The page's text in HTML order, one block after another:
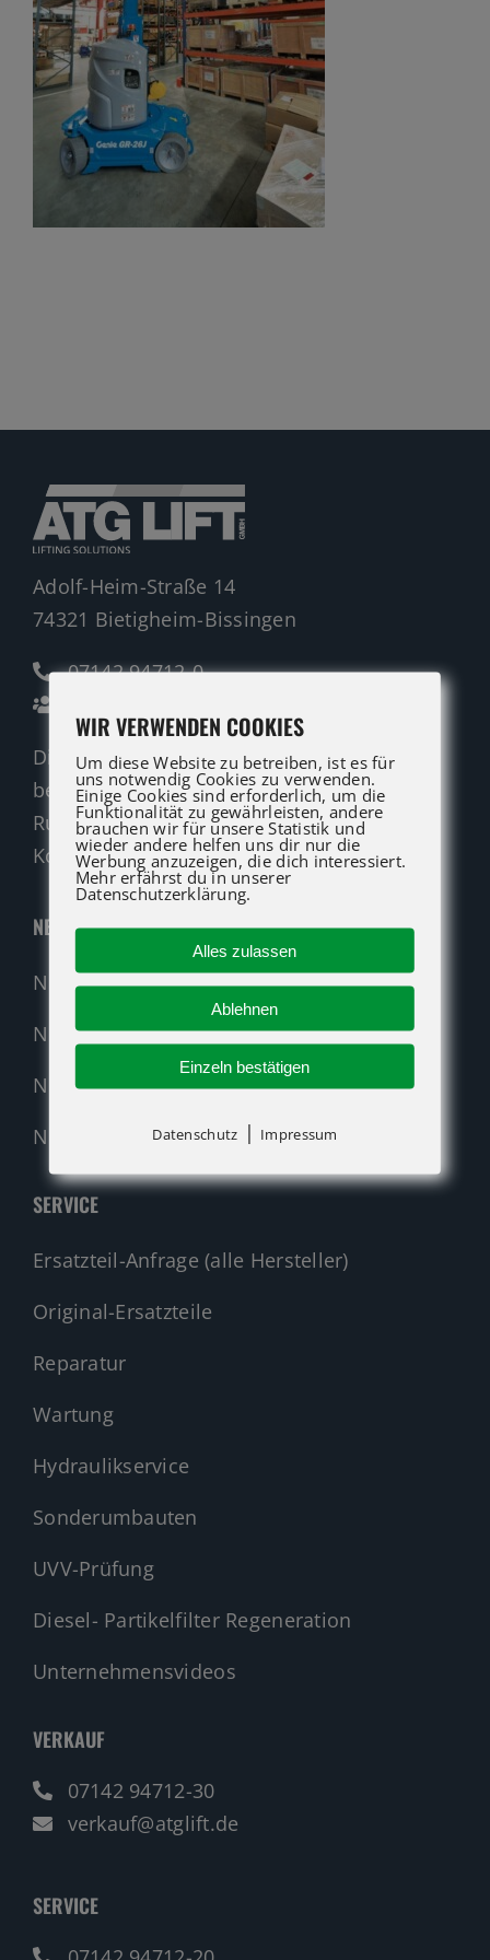
News
Ersatzteile
Shop
Adolf-Heim-Straße 14
74321 Bietigheim-Bissingen
07142 94712-0
Die ATG LIFT Profis für Verkauf und Service
beraten Sie gerne.
Rufen Sie an oder nutzen Sie unser
Kontaktformular für eine Anfrage.
NEUMASCHINEN
Neumaschinen Übersicht
Neumaschinen Genie
Neumaschinen Merlo
Nehmen Sie Kontakt auf!
SERVICE
Ersatzteil-Anfrage (alle Hersteller)
Original-Ersatzteile
Reparatur
Wartung
Hydraulikservice
Sonderumbauten
UVV-Prüfung
Diesel- Partikelfilter Regeneration
Unternehmensvideos
VERKAUF
07142 94712-30
verkauf@atglift.de
SERVICE
WIR VERWENDEN COOKIES
Um diese Website zu betreiben, ist es für
uns notwendig Cookies zu verwenden.
Einige Cookies sind erforderlich, um die
Funktionalität zu gewährleisten, andere
brauchen wir für unsere Statistik und
wieder andere helfen uns dir nur die
Werbung anzuzeigen, die dich interessiert.
Mehr erfährst du in unserer
Datenschutzerklärung.
Alles zulassen
Ablehnen
Einzeln bestätigen
Datenschutz | Impressum